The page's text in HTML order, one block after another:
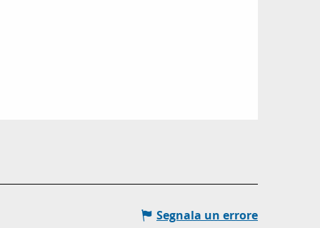
Segnala un errore